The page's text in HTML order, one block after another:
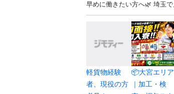
早めに働きたい方へ🌿 埼玉
軽貨物経験
者、現役の方
📦大宮エリア
｜加工・検